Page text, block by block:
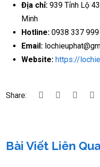
Địa chỉ: 939 Tỉnh Lộ
Minh
Hotline: 0938 337
Email:
Website: https://
Share:
Bài Viết Liên